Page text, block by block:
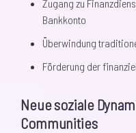
Zugang zu
Bankkonto
Überwindung
Förderung der
Neue soziale
Communities